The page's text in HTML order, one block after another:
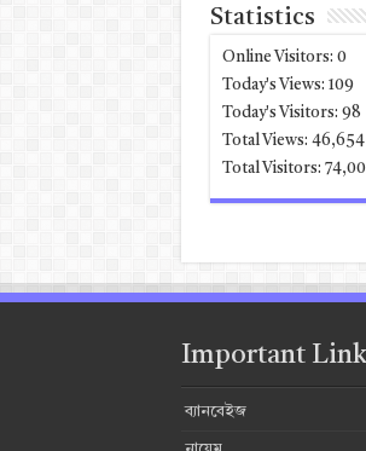
Statistics
Online Visitors: 0
Today's Views: 109
Today's Visitors: 98
Total Views: 46,654
Total Visitors:
Important
ব্যানবেইজ